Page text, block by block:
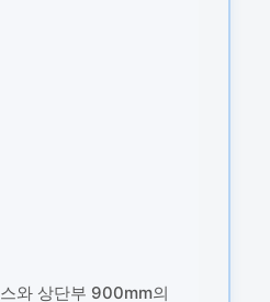
와 상단부 900mm의